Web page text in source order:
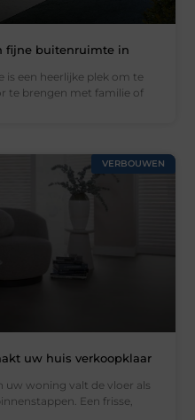
fijne buitenruimte in
een heerlijke plek om te
te brengen met familie of
VERBOUWEN
uw huis verkoopklaar
uw woning valt de vloer als
Een frisse,